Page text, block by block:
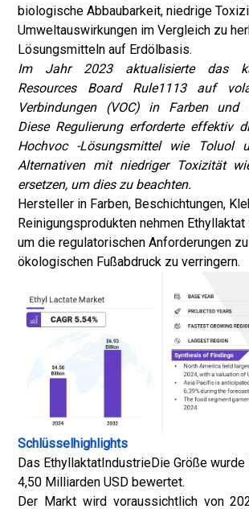
biologische Abbaubarkeit, niedrige
Umweltauswirkungen im Vergleich zu
Lösungsmitteln auf Erdölbasis.
Im Jahr 2023 aktualisierte das
Resources Board Rule1113 auf
Verbindungen (VOC) in Farben und
Diese Regulierung erforderte effektiv
Hochvoc -Lösungsmittel wie Toluol
Alternativen mit niedriger Toxizität
ersetzen, um dies zu beachten.
Hersteller in Farben, Beschichtungen,
Reinigungsprodukten nehmen Ethyllaktat
um die regulatorischen Anforderungen
ökologischen Fußabdruck zu verringern.
Schlüsselhighlights
Das EthyllaktatIndustrieDie Größe
4,50 Milliarden USD bewertet.
Der Markt wird voraussichtlich von